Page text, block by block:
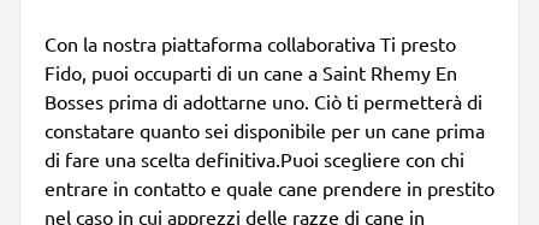
Con la nostra piattaforma collaborativa Ti presto
Fido, puoi occuparti di un cane a Saint Rhemy En
Bosses prima di adottarne uno. Ciò ti permetterà di
constatare quanto sei disponibile per un cane prima
di fare una scelta definitiva.Puoi scegliere con chi
entrare in contatto e quale cane prendere in prestito
nel caso in cui apprezzi delle razze di cane in